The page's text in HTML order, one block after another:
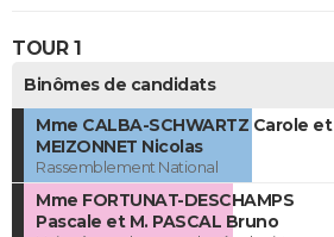
TOUR 1
Binômes de candidats
Mme CALBA-SCHWARTZ Carole et
MEIZONNET Nicolas
Rassemblement National
Mme FORTUNAT-DESCHAMPS
Pascale et M. PASCAL Bruno